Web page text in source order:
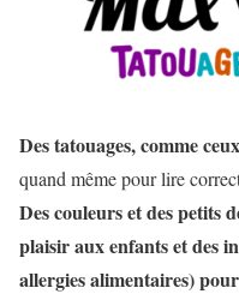
Des tatouages, comme
quand même pour lire
Des couleurs et des petits
plaisir aux enfants et des
allergies alimentaires)